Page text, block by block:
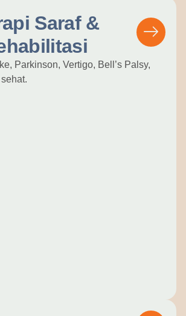
Saraf &
Parkinson, Vertigo, Bell’s Palsy,